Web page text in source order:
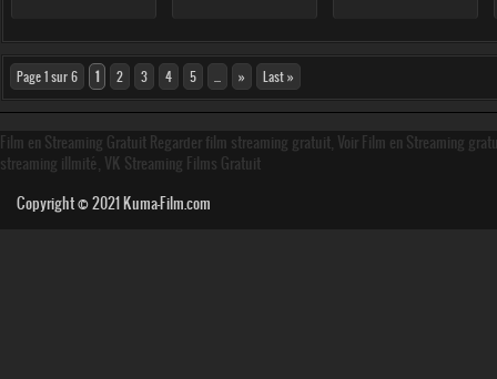
Page 1 sur 6 1 2 3 4 5 » Last »
Film en Streaming Gratuit Regarder film streaming gratuit, Voir Film en Streaming
streaming illmité, VK Streaming Films Gratuit
Copyright © 2021Kuma-Film.com